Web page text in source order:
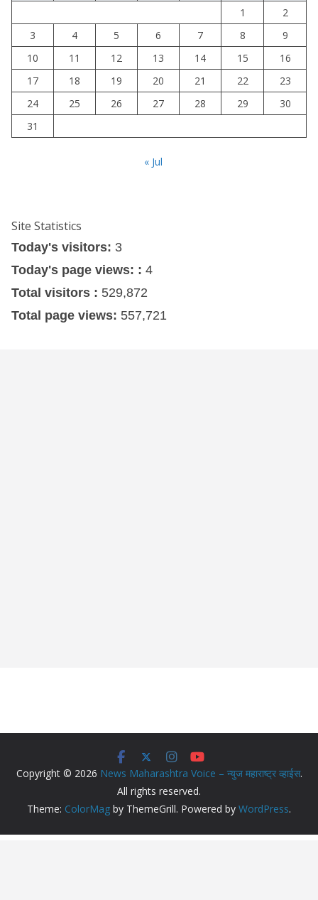
1
2
3
4 5 6 7 8
9
10
11 12 13 14 15
16
17
18 19 20 21 22
23
24
25 26 27 28 29
30
31
« Jul
Site Statistics
Today's visitors: 3
Today's page views: : 4
Total visitors : 529,872
Total page views: 557,721
Copyright © 2026 News Maharashtra Voice – न्युज महाराष्ट्र व्हाईस.
All rights reserved.
Theme: ColorMag by ThemeGrill. Powered by WordPress.